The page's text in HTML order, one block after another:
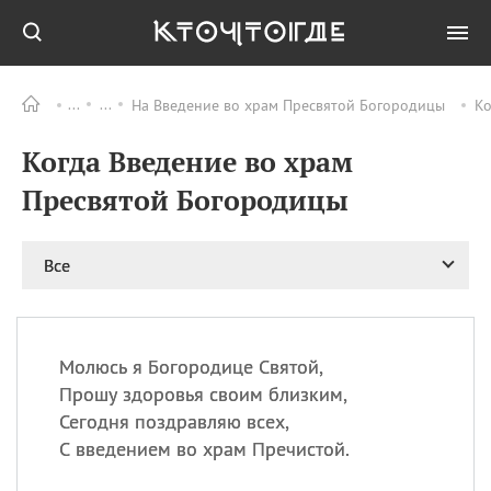
На Введение во храм Пресвятой Богородицы
Когда Введение во храм
Пресвятой Богородицы
Все
Молюсь я Богородице Святой,
Прошу здоровья своим близким,
Сегодня поздравляю всех,
С введением во храм Пречистой.
ПРАЗДНИКИ Все
08.08 День «Счастье
случается» (Happiness
Happens Day)
великомученика
покровителя всех
врачей и целителя
больных
09.08 День книголюбов (Book